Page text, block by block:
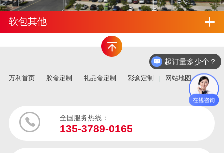
软包其他
万利首页 胶盒定制 礼品盒定制 彩盒定制 网站地图
全国服务热线：
135-3789-0165
起订量多少个？